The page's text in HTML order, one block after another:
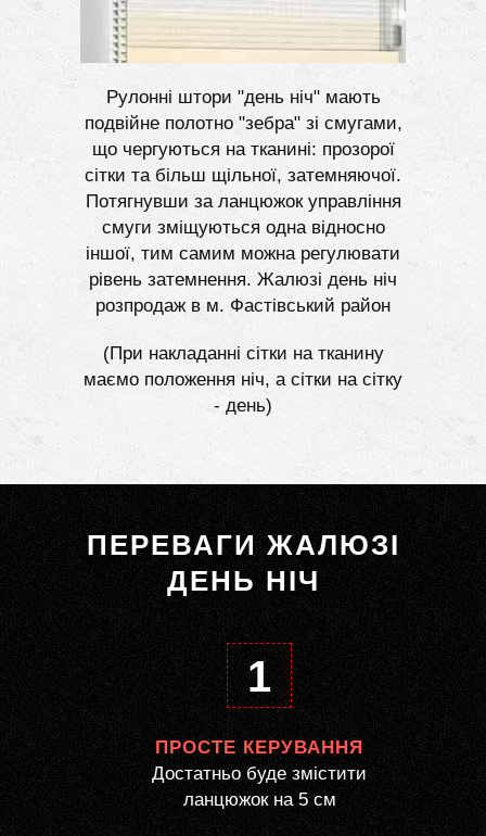
Рулонні штори "день ніч" мають
подвійне полотно "зебра" зі смугами,
що чергуються на тканині: прозорої
сітки та більш щільної, затемняючої.
Потягнувши за ланцюжок управління
смуги зміщуються одна відносно
іншої, тим самим можна регулювати
рівень затемнення. Жалюзі день ніч
розпродаж в м. Фастівський район
(При накладанні сітки на тканину
маємо положення ніч, а сітки на сітку
- день)
ПЕРЕВАГИ ЖАЛЮЗІ
ДЕНЬ НІЧ
1
ПРОСТЕ КЕРУВАННЯ
Достатньо буде змістити
ланцюжок на 5 см